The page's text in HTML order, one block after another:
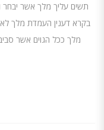
תשים עליך מלך אשר יבחר
בקרא דענין העמדת מלך
מלך ככל הגוים אשר